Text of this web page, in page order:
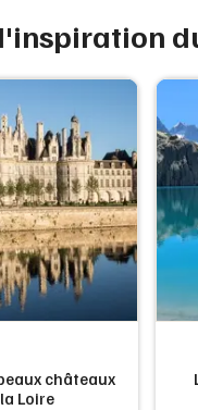
châteaux
Loire